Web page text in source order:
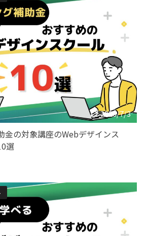
2026/7/3
金の対象講座のWebデザインス
選